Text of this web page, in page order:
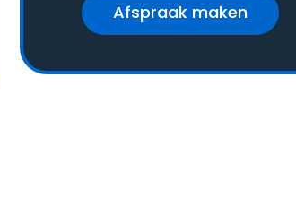
Afspraak maken